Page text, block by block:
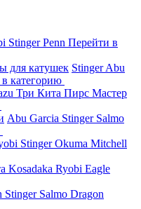
StingerPenn Перейти в
для катушек StingerAbu
категорию
Три Кита Пирс Мастер
Abu Garcia Stinger Salmo
StingerOkuma Mitchell
Kosadaka Ryobi Eagle
Stinger Salmo Dragon